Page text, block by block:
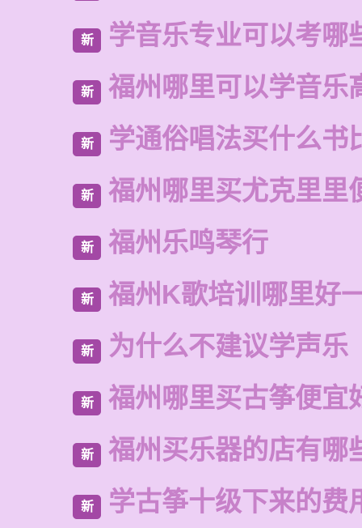
新 学音乐专业可以考哪
新 福州哪里可以学音乐
新 学通俗唱法买什么书
新 福州哪里买尤克里里
新 福州乐鸣琴行
新 福州K歌培训哪里好
新 为什么不建议学声乐
新 福州哪里买古筝便宜
新 福州买乐器的店有哪
新 学古筝十级下来的费